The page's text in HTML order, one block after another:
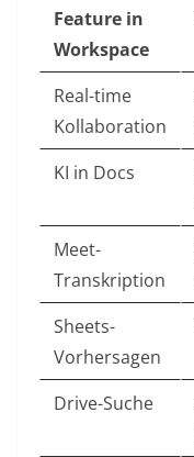
Feature in
Workspace
Real-time
Kollaboration
KI in Docs
Meet-
Transkription
Sheets-
Vorhersagen
Drive-Suche